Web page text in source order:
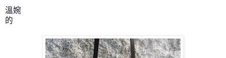
溫婉
的